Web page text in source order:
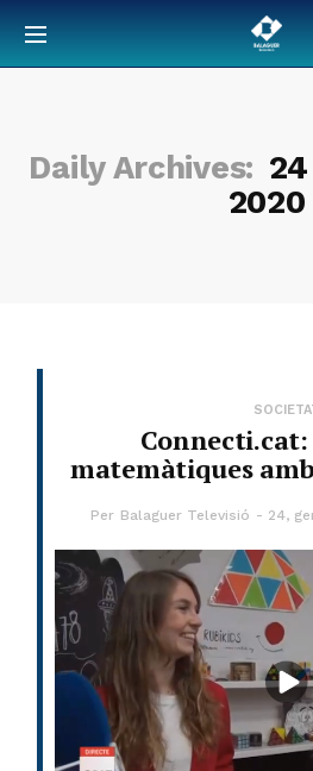
Daily Archives:
2020
matemàtiques
Per Balaguer Televisió 24,